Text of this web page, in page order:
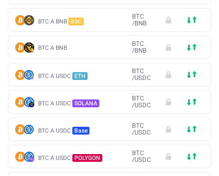
BTC A BNB BSC
BTC
/BNB
BTC A BNB
BTC
/BNB
BTC A USDC ETH
BTC
/USDC
BTC A USDC SOLANA
BTC
/USDC
BTC A USDC Base
BTC
/USDC
BTC A USDC POLYGON
BTC
/USDC